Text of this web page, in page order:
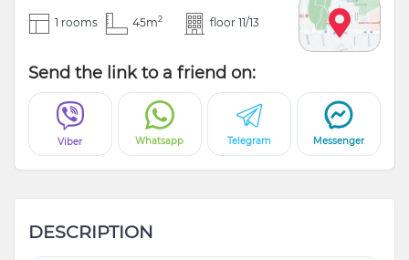
1 rooms 45m2 floor 11/13
Send the link to a friend on:
Viber Whatsapp Telegram Messenger
DESCRIPTION